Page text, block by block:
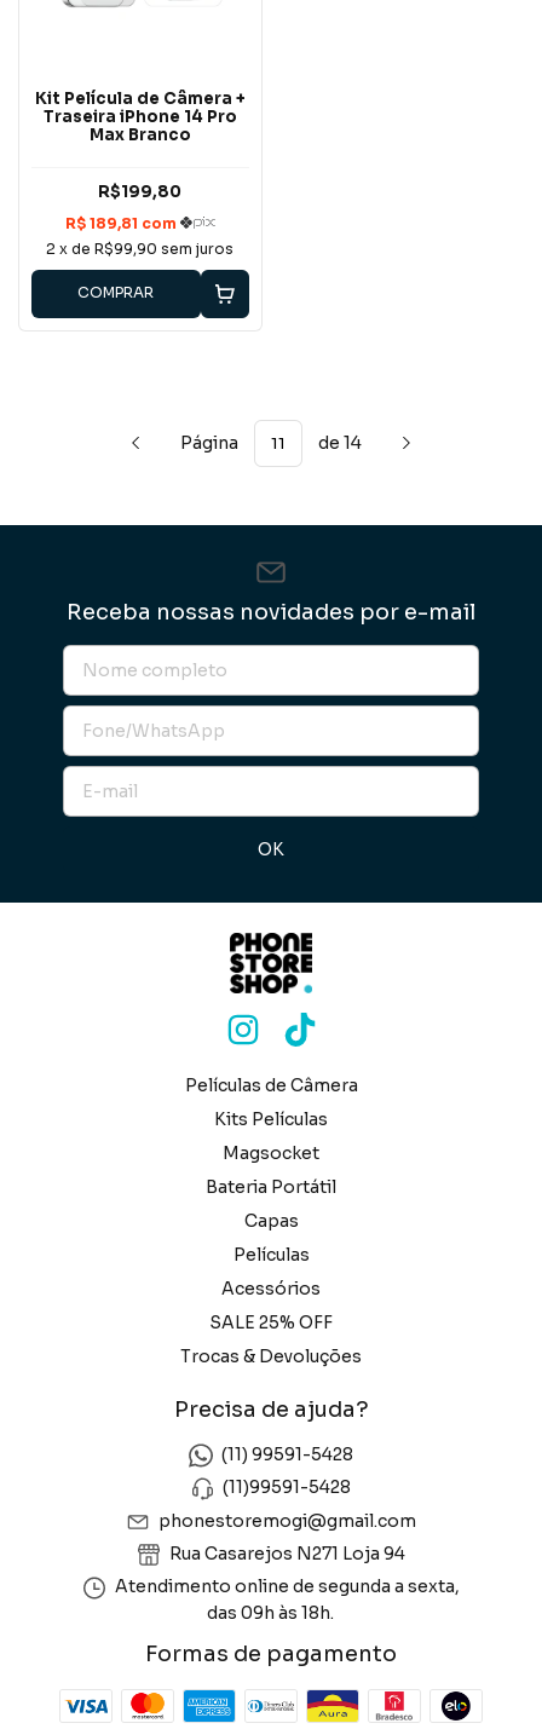
Kit Película de Câmera +
Traseira iPhone 14 Pro
Max Branco
R$199,80
2 x deR$99,90 sem juros
COMPRAR
Página de 14
Receba nossas novidades por e-mail
Películas de Câmera
Kits Películas
Magsocket
Bateria Portátil
Capas
Películas
Acessórios
SALE 25% OFF
Trocas & Devoluções
Precisa de ajuda?
(11) 99591-5428
(11)99591-5428
phonestoremogi@gmail.com
Rua Casarejos N271 Loja 94
Atendimento online de segunda a sexta,
das 09h às 18h.
Formas de pagamento